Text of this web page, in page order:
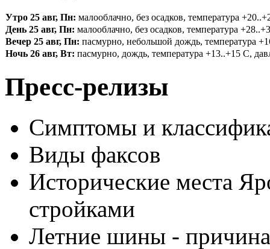
Утро 25 авг, Пн: малооблачно, без осадков, температура
День 25 авг, Пн: малооблачно, без осадков, температура
Вечер 25 авг, Пн: пасмурно, небольшой дождь, температура
Ночь 26 авг, Вт: пасмурно, дождь, температура +13..+15 С,
Пресс-релизы
Симптомы и
Виды факсов
Исторические места
стройками
Летние шины -